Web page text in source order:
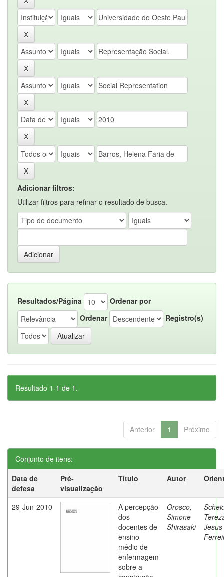
Adicionar filtros:
Utilizar filtros para refinar o resultado de busca.
Resultados/Página
Ordenar por
Ordenar
Registro(s)
Resultado 1-1 de 1.
Anterior 1 Próximo
Conjunto de itens:
Data de
defesa
Pré-
visualização
Título Autor
29-Jun-2010
A percepção
dos
docentes de
ensino
médio de
enfermagem
sobre a
Orosco,
Simone
Shirasaki
Jesus